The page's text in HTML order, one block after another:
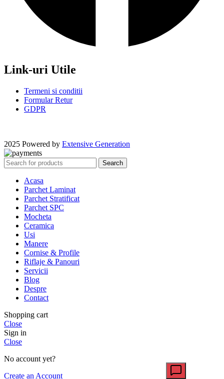
Link-uri Utile
Termeni si conditii
Formular Retur
GDPR
2025 Powered by Extensive Generation
Search
Acasa
Parchet Laminat
Parchet Stratificat
Parchet SPC
Mocheta
Ceramica
Usi
Manere
Cornise & Profile
Riflaje & Panouri
Servicii
Blog
Despre
Contact
Shopping cart
Close
Sign in
Close
No account yet?
Create an Account